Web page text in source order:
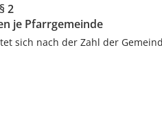
§ 2
je Pfarrgemeinde
sich nach der Zahl der